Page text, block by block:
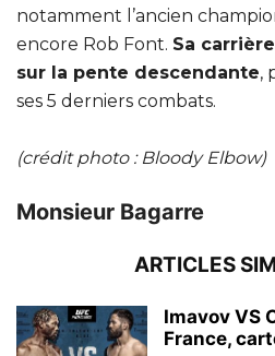
notamment l’ancien
encore Rob Font. Sa
sur la pente descendante,
ses 5 derniers combats.
(crédit photo : Bloody Elbow)
Monsieur Bagarre
ARTICLES
Imavov VS
France,